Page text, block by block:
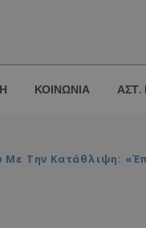
ΚΟΙΝΩΝΙΑ ΑΣΤ.
Με Την Κατάθλιψη: